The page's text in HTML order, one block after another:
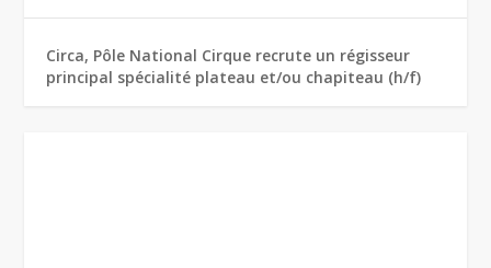
Circa, Pôle National Cirque recrute un régisseur
principal spécialité plateau et/ou chapiteau (h/f)